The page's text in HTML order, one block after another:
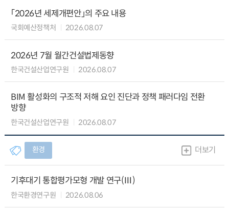
「2026년 세제개편안」의 주요 내용
국회예산정책처 2026.08.07
2026년 7월 월간건설법제동향
한국건설산업연구원 2026.08.07
BIM 활성화의 구조적 저해 요인 진단과 정책 패러다임 전환
방향
한국건설산업연구원 2026.08.07
환경 더보기
기후대기 통합평가모형 개발 연구(Ⅲ)
한국환경연구원 2026.08.06